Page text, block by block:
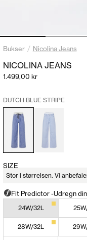
Bukser / Nicolina Jeans
NICOLINA JEANS
Salgspris
1.499,00 kr
DUTCH BLUE STRIPE
SIZE
Stor i størrelsen. Vi
24W/32L
28W/32L